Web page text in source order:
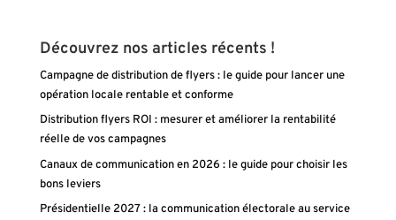
Découvrez nos articles récents !
Campagne de distribution de flyers : le guide pour lancer une
opération locale rentable et conforme
Distribution flyers ROI : mesurer et améliorer la rentabilité
réelle de vos campagnes
Canaux de communication en 2026 : le guide pour choisir les
bons leviers
Présidentielle 2027 : la communication électorale au service